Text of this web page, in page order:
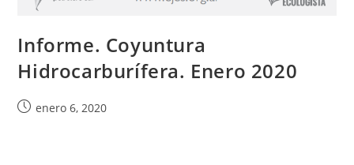
Informe. Coyuntura
Hidrocarburífera. Enero 2020
enero 6, 2020